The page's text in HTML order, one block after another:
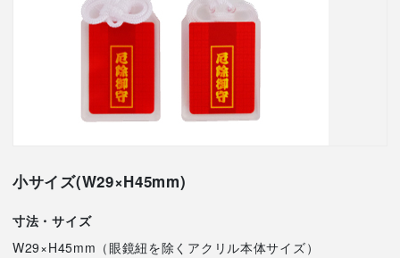
小サイズ(W29×H45mm)
寸法・サイズ
W29×H45mm（眼鏡紐を除くアクリル本体サイズ）